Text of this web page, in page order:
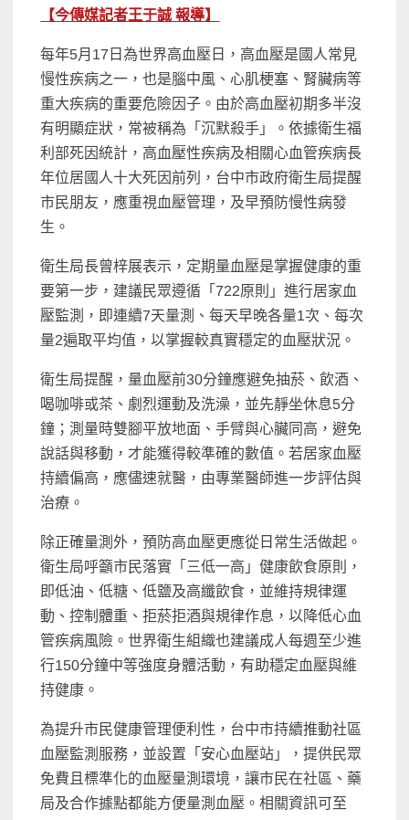
【今傳媒記者王于誠 報導】
每年5月17日為世界高血壓日，高血壓是國人常見
慢性疾病之一，也是腦中風、心肌梗塞、腎臟病等
重大疾病的重要危險因子。由於高血壓初期多半沒
有明顯症狀，常被稱為「沉默殺手」。依據衛生福
利部死因統計，高血壓性疾病及相關心血管疾病長
年位居國人十大死因前列，台中市政府衛生局提醒
市民朋友，應重視血壓管理，及早預防慢性病發
生。
衛生局長曾梓展表示，定期量血壓是掌握健康的重
要第一步，建議民眾遵循「722原則」進行居家血
壓監測，即連續7天量測、每天早晚各量1次、每次
量2遍取平均值，以掌握較真實穩定的血壓狀況。
衛生局提醒，量血壓前30分鐘應避免抽菸、飲酒、
喝咖啡或茶、劇烈運動及洗澡，並先靜坐休息5分
鐘；測量時雙腳平放地面、手臂與心臟同高，避免
說話與移動，才能獲得較準確的數值。若居家血壓
持續偏高，應儘速就醫，由專業醫師進一步評估與
治療。
除正確量測外，預防高血壓更應從日常生活做起。
衛生局呼籲市民落實「三低一高」健康飲食原則，
即低油、低糖、低鹽及高纖飲食，並維持規律運
動、控制體重、拒菸拒酒與規律作息，以降低心血
管疾病風險。世界衛生組織也建議成人每週至少進
行150分鐘中等強度身體活動，有助穩定血壓與維
持健康。
為提升市民健康管理便利性，台中市持續推動社區
血壓監測服務，並設置「安心血壓站」，提供民眾
免費且標準化的血壓量測環境，讓市民在社區、藥
局及合作據點都能方便量測血壓。相關資訊可至